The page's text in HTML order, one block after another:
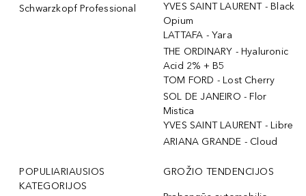
Schwarzkopf Professional
YVES SAINT LAURENT - Black
Opium
LATTAFA - Yara
THE ORDINARY - Hyaluronic
Acid 2% + B5
TOM FORD - Lost Cherry
SOL DE JANEIRO - Flor
Mistica
YVES SAINT LAURENT - Libre
ARIANA GRANDE - Cloud
POPULIARIAUSIOS
KATEGORIJOS
GROŽIO TENDENCIJOS